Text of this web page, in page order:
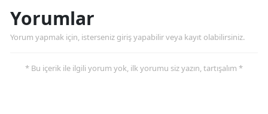
Yorumlar
Yorum yapmak için, isterseniz giriş yapabilir veya kayıt olabilirsiniz.
* Bu içerik ile ilgili yorum yok, ilk yorumu siz yazın, tartışalım *